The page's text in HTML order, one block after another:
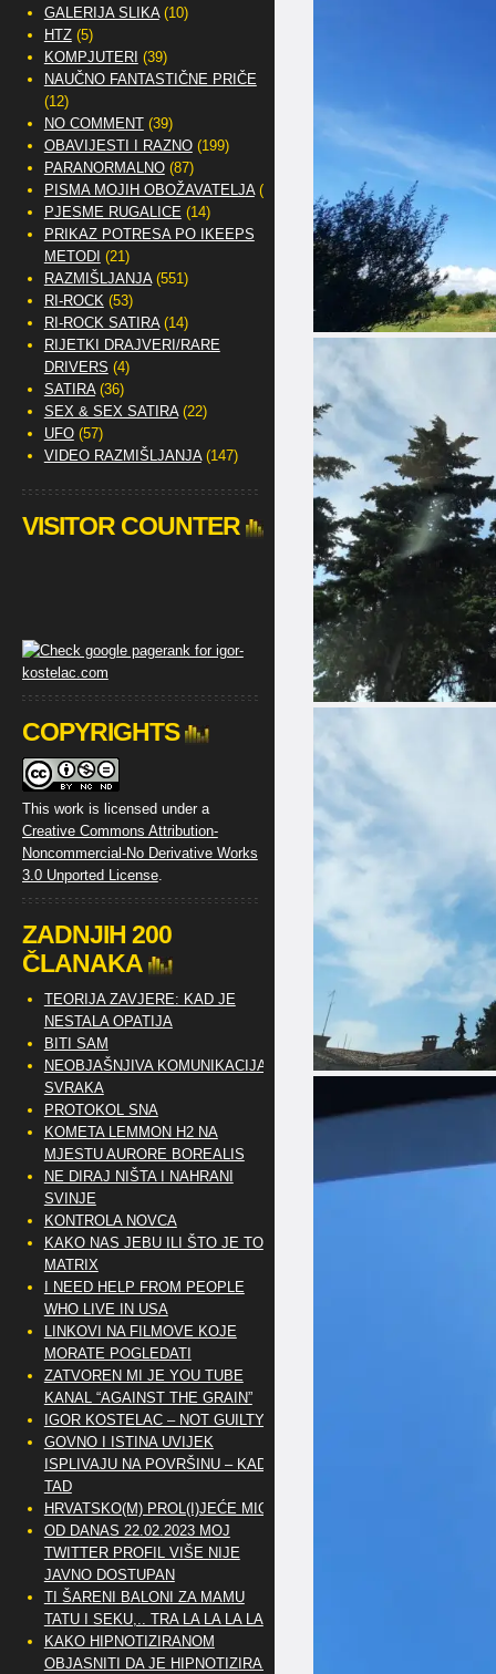
GALERIJA SLIKA(10)
HTZ(5)
KOMPJUTERI (39)
NAUČNO FANTASTIČNE PRIČE
(12)
NO COMMENT(39)
OBAVIJESTI I RAZNO(199)
PARANORMALNO(87)
PISMA MOJIH OBOŽAVATELJA(2)
PJESME RUGALICE (14)
PRIKAZ POTRESA PO IKEEPS
METODI (21)
RAZMIŠLJANJA(551)
RI-ROCK(53)
RI-ROCK SATIRA(14)
RIJETKI DRAJVERI/RARE
DRIVERS (4)
SATIRA(36)
SEX & SEX SATIRA(22)
UFO(57)
VIDEO RAZMIŠLJANJA(147)
VISITOR COUNTER
COPYRIGHTS
This work is licensed under a
Creative Commons Attribution-
Noncommercial-No Derivative Works
3.0 Unported License.
ZADNJIH 200
ČLANAKA
TEORIJA ZAVJERE: KAD JE
NESTALA OPATIJA
BITI SAM
NEOBJAŠNJIVA KOMUNIKACIJA
SVRAKA
PROTOKOL SNA
KOMETA LEMMON H2 NA
MJESTU AURORE BOREALIS
NE DIRAJ NIŠTA I NAHRANI
SVINJE
KONTROLA NOVCA
KAKO NAS JEBU ILI ŠTO JE TO
MATRIX
I NEED HELP FROM PEOPLE
WHO LIVE IN USA
LINKOVI NA FILMOVE KOJE
MORATE POGLEDATI
ZATVOREN MI JE YOU TUBE
KANAL “AGAINST THE GRAIN”
IGOR KOSTELAC – NOT GUILTY
GOVNO I ISTINA UVIJEK
ISPLIVAJU NA POVRŠINU – KAD
TAD
HRVATSKO(M) PROL(I)JEĆE MIG
OD DANAS 22.02.2023 MOJ
TWITTER PROFIL VIŠE NIJE
JAVNO DOSTUPAN
TI ŠARENI BALONI ZA MAMU
TATU I SEKU,.. TRA LA LA LA LA
KAKO HIPNOTIZIRANOM
OBJASNITI DA JE HIPNOTIZIRAN